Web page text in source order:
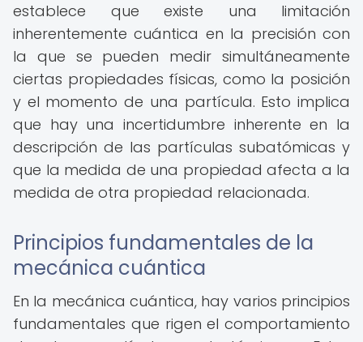
establece que existe una limitación
inherentemente cuántica en la precisión con
la que se pueden medir simultáneamente
ciertas propiedades físicas, como la posición
y el momento de una partícula. Esto implica
que hay una incertidumbre inherente en la
descripción de las partículas subatómicas y
que la medida de una propiedad afecta a la
medida de otra propiedad relacionada.
Principios fundamentales de la
mecánica cuántica
En la mecánica cuántica, hay varios principios
fundamentales que rigen el comportamiento